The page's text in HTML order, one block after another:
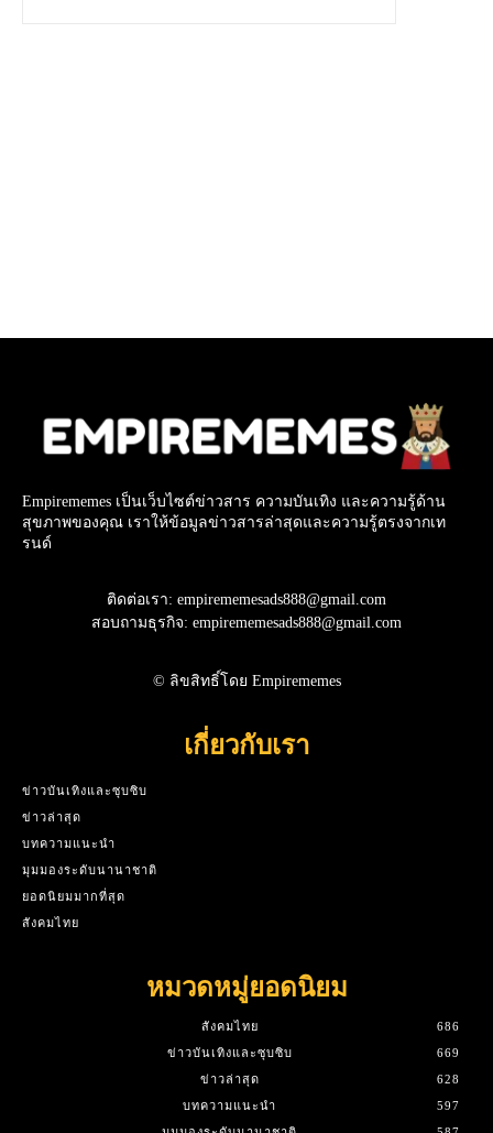
Empirememes เป็นเว็บไซต์ข่าวสาร ความบันเทิง และความรู้ด้าน
สุขภาพของคุณ เราให้ข้อมูลข่าวสารล่าสุดและความรู้ตรงจากเท
รนด์
ติดต่อเรา: empirememesads888@gmail.com
สอบถามธุรกิจ: empirememesads888@gmail.com
© ลิขสิทธิ์โดย Empirememes
เกี่ยวกับเรา
ข่าวบันเทิงและซุบซิบ
ข่าวล่าสุด
บทความแนะนำ
มุมมองระดับนานาชาติ
ยอดนิยมมากที่สุด
สังคมไทย
หมวดหมู่ยอดนิยม
สังคมไทย
686
ข่าวบันเทิงและซุบซิบ
669
ข่าวล่าสุด
628
บทความแนะนำ
597